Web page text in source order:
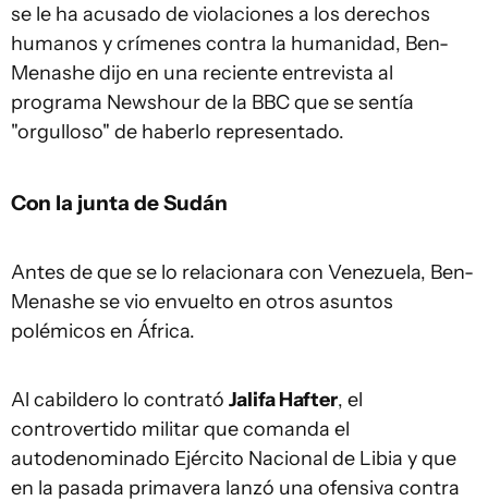
se le ha acusado de violaciones a los derechos
humanos y crímenes contra la humanidad, Ben-
Menashe dijo en una reciente entrevista al
programa Newshour de la BBC que se sentía
"orgulloso" de haberlo representado.
Con la junta de Sudán
Antes de que se lo relacionara con Venezuela, Ben-
Menashe se vio envuelto en otros asuntos
polémicos en África.
Al cabildero lo contrató Jalifa Hafter, el
controvertido militar que comanda el
autodenominado Ejército Nacional de Libia y que
en la pasada primavera lanzó una ofensiva contra